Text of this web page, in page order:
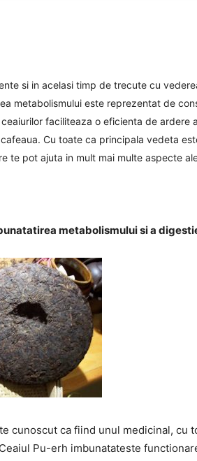
si in acelasi timp de trecute cu
metabolismului este reprezentat de
faciliteaza o eficienta de ardere
Cu toate ca principala vedeta
te pot ajuta in mult mai multe aspecte
metabolismului si a
cunoscut ca fiind unul medicinal, cu
Pu-erh imbunatateste